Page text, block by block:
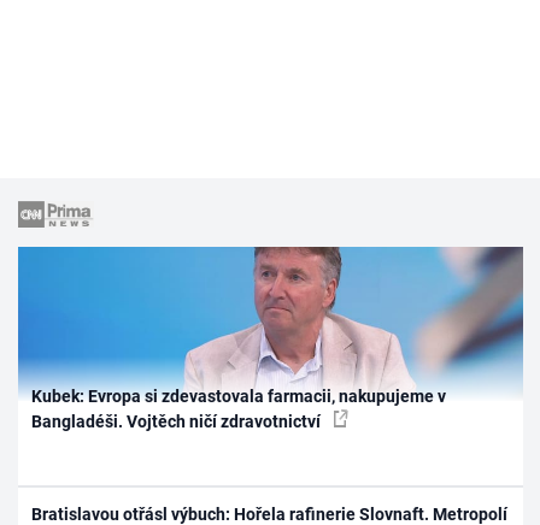
Kubek: Evropa si zdevastovala farmacii, nakupujeme v
Bangladéši. Vojtěch ničí zdravotnictví
Bratislavou otřásl výbuch: Hořela rafinerie Slovnaft. Metropolí